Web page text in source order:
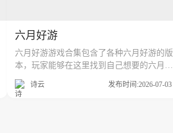
六月好游
六月好游游戏合集包含了各种六月好游的版
本，玩家能够在这里找到自己想要的六月好
游版本，闪玩游戏盒子为了让玩家能够有更
好的游戏体验，这里收集了更多不同的六月
诗云 发布时间:2026-07-03